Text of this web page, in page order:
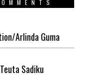
Arlinda Guma
Teuta Sadiku